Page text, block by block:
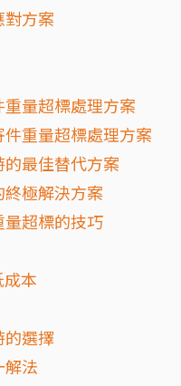
方案
量超標處理方案
重量超標處理方案
最佳替代方案
極解決方案
超標的技巧
本
的選擇
解法